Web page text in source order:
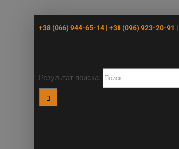
+38 (066) 944-65-14| +38 (096) 923-20-91 |
Результат поиска: